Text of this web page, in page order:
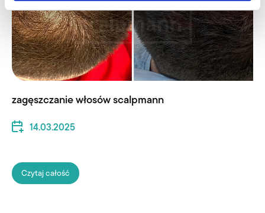
zagęszczanie włosów scalpmann
14.03.2025
Czytaj całość